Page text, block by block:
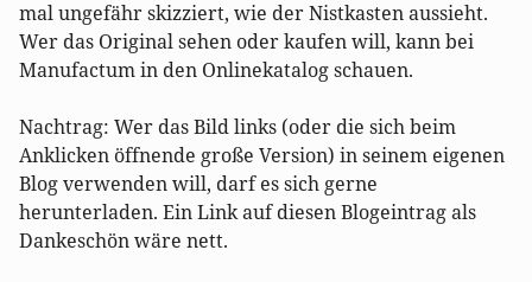
mal ungefähr skizziert, wie der Nistkasten aussieht.
Wer das Original sehen oder kaufen will, kann bei
Manufactum in den Onlinekatalog schauen.
Nachtrag: Wer das Bild links (oder die sich beim
Anklicken öffnende große Version) in seinem eigenen
Blog verwenden will, darf es sich gerne
herunterladen. Ein Link auf diesen Blogeintrag als
Dankeschön wäre nett.